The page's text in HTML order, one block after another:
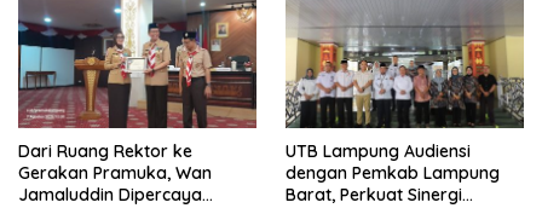
Dari Ruang Rektor ke
Gerakan Pramuka, Wan
Jamaluddin Dipercaya
UTB Lampung Audiensi
dengan Pemkab Lampung
Barat, Perkuat Sinergi